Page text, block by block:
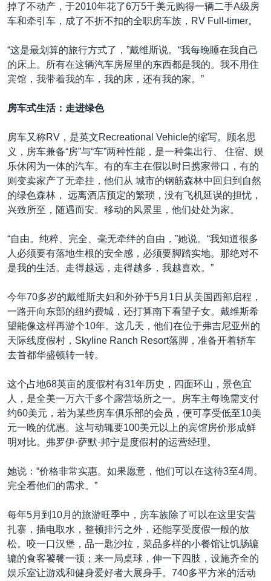
掉了不动产，于2010年花了6万5千美元购得一辆二手A级房
车和牵引车，成了不折不扣的全职房车族，RV Full-timer。
“这是最划算的旅行方式了，”戴维斯说。“我每晚睡在我自己
的床上。所有在这辆汽车房屋里的东西都是我的。我不用住
宾馆，我带着我的车，我的床，还有我的家。”
房车式生活：走进绿色
房车又称RV，是英文Recreational Vehicle的缩写。顾名思
义，房车兼备“房”与“车”两种性能，是一种集出行、 住宿、娱
乐休闲为一体的汽车。有的车主在假以时日携家带口，有的
则变卖家产了无牵挂，他们从 城市的钢筋森林中回归到自然
的绿色森林， 远离酒店预定的繁琐，没有飞机延误的担忧，
兴致所至，随遇而安。移动的风景里，他们处处为家。
“自由。纯粹、完全、毫无牵绊的自由，”她说。“我知道很多
人必须要有落地生根的安全感，必须要脚踏实地。那绝对不
是我的生活。走得越远，走得越多，我越喜欢。”
今年70多岁的戴维斯夫妇和外孙于5月1日从美国西部启程，
一路开向东部的纽约费城，还打算南下看望子女。戴维斯希
望能像这样再游个10年。这几天，他们在位于弗吉尼亚州的
天际线度假村，Skyline Ranch Resort落脚，准备开着轿车
去首都华盛顿转一转。
这个占地68英亩的度假村有31年历史，四面环山，景色宜
人，是全美一万六千多个露营场所之一。房车主每晚需支付
约60美元，若为某些房车俱乐部的会员，便可享受低至10美
元一晚的优惠。这与动辄要100美元以上的宾馆房价形成鲜
明对比。弗罗伊·萨默·邦宁是度假村的运营经理。
她说：“价格非常实惠。如果愿意，他们可以在这待3至4周。
完全看他们的需求。”
每年5月到10月的旅游旺季中，房车族除了可以在这里安营
扎寨，插电取水，整顿排污之外，还能享受度假一般的放
松。咬一口汉堡，品一匙沙拉，菜品多样的小餐馆让饥肠辘
辘的食客饕餮一顿；来一局桌球，伸一下四肢，设施齐全的
娱乐室让游戏和健身爱好者大展身手。740多平方米的活动